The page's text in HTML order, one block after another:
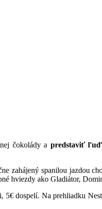
čokolády a predstaviť
zahájený spanilou jazdou
hviezdy ako Gladiátor,
dospelí. Na prehliadku